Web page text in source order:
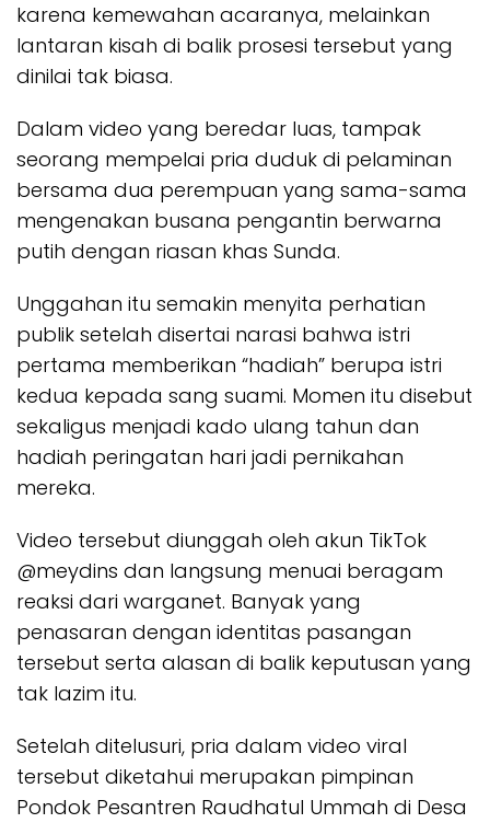
karena kemewahan acaranya, melainkan
lantaran kisah di balik prosesi tersebut yang
dinilai tak biasa.
Dalam video yang beredar luas, tampak
seorang mempelai pria duduk di pelaminan
bersama dua perempuan yang sama-sama
mengenakan busana pengantin berwarna
putih dengan riasan khas Sunda.
Unggahan itu semakin menyita perhatian
publik setelah disertai narasi bahwa istri
pertama memberikan “hadiah” berupa istri
kedua kepada sang suami. Momen itu disebut
sekaligus menjadi kado ulang tahun dan
hadiah peringatan hari jadi pernikahan
mereka.
Video tersebut diunggah oleh akun TikTok
@meydins dan langsung menuai beragam
reaksi dari warganet. Banyak yang
penasaran dengan identitas pasangan
tersebut serta alasan di balik keputusan yang
tak lazim itu.
Setelah ditelusuri, pria dalam video viral
tersebut diketahui merupakan pimpinan
Pondok Pesantren Raudhatul Ummah di Desa